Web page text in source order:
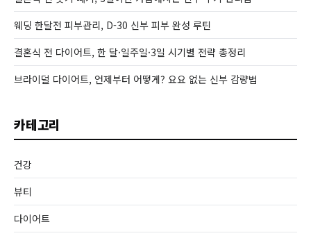
웨딩 한달전 피부관리, D-30 신부 피부 완성 루틴
결혼식 전 다이어트, 한 달·일주일·3일 시기별 전략 총정리
브라이덜 다이어트, 언제부터 어떻게? 요요 없는 신부 감량법
카테고리
건강
뷰티
다이어트